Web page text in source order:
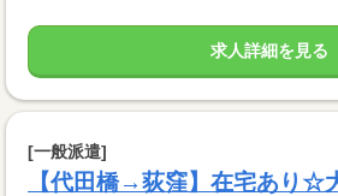
求人詳細を見る
[一般派遣]
【代田橋→荻窪】在宅あり☆